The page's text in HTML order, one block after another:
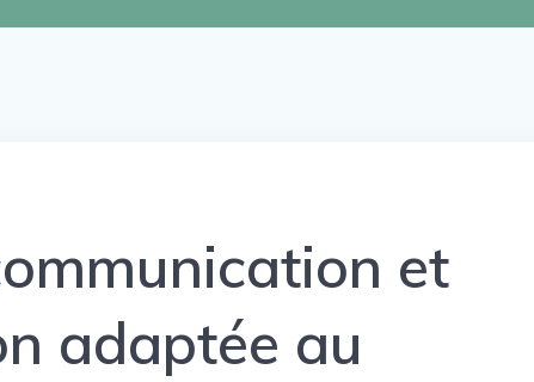
et
adaptée au